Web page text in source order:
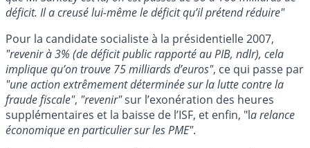
déficit. Il a creusé lui-même le déficit qu’il prétend réduire"
Pour la candidate socialiste à la présidentielle 2007,
"revenir à 3% (de déficit public rapporté au PIB, ndlr), cela
implique qu’on trouve 75 milliards d’euros", ce qui passe par
"une action extrêmement déterminée sur la lutte contre la
fraude fiscale", "revenir"sur l’exonération des heures
supplémentaires et la baisse de l’ISF, et enfin, "la relance
économique en particulier sur les PME".